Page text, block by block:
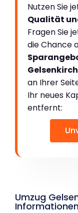
Nutzen Sie
Qualität
Fragen Sie
die Chance
an Ihrer
Ihr neues
entfernt:
Umzug
Informationen